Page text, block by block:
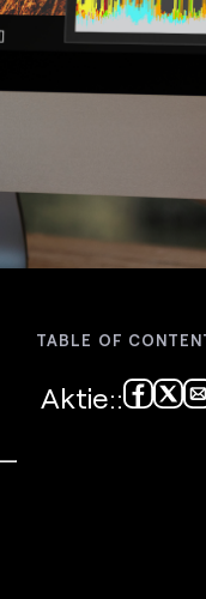
TABLE OF
Aktie::